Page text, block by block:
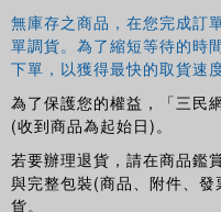
無庫存之商品，在您完成訂
單調貨。為了縮短等待的時
下單，以獲得最快的取貨速
為了保護您的權益，「三民
(收到商品為起始日)。
若要辦理退貨，請在商品鑑
與完整包裝(商品、附件、
貨。